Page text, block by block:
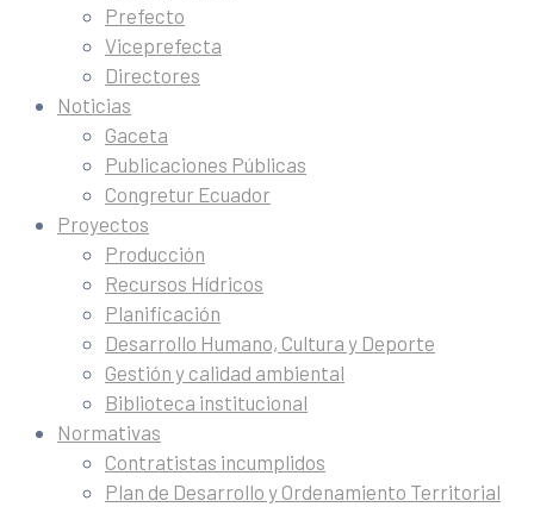
Prefecto
Viceprefecta
Directores
Noticias
Gaceta
Publicaciones Públicas
Congretur Ecuador
Proyectos
Producción
Recursos Hídricos
Planificación
Desarrollo Humano, Cultura y Deporte
Gestión y calidad ambiental
Biblioteca institucional
Normativas
Contratistas incumplidos
Plan de Desarrollo y Ordenamiento Territorial